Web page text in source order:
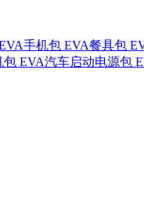
手机包 EVA餐具包
包 EVA汽车启动电源包